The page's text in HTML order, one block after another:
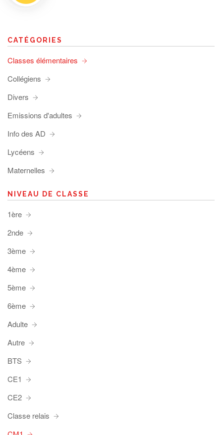
CATÉGORIES
Classes élémentaires
Collégiens
Divers
Emissions d'adultes
Info des AD
Lycéens
Maternelles
NIVEAU DE CLASSE
1ère
2nde
3ème
4ème
5ème
6ème
Adulte
Autre
BTS
CE1
CE2
Classe relais